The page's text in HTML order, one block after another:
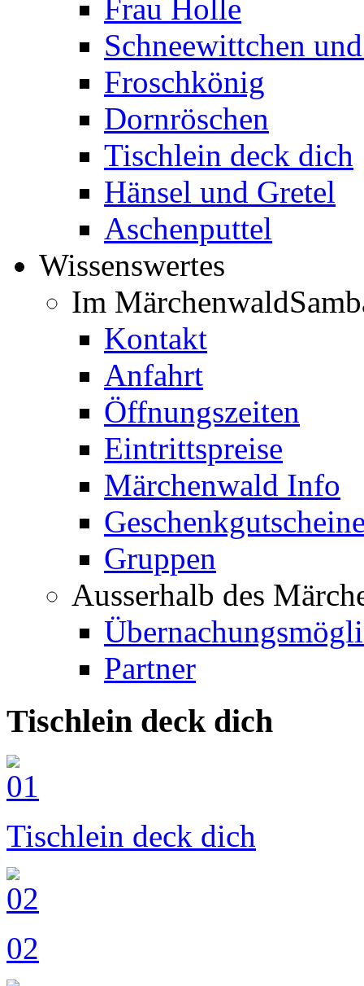
Frau Holle
Schneewittchen
Froschkönig
Dornröschen
Tischlein deck dich
Hänsel und Gretel
Aschenputtel
Wissenswertes
Im Märchenwald
Kontakt
Anfahrt
Öffnungszeiten
Eintrittspreise
Märchenwald Info
Gruppen
Ausserhalb des
Partner
Tischlein deck dich
Tischlein deck dich
02